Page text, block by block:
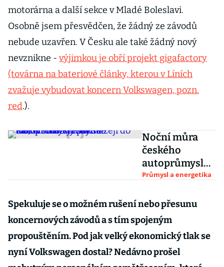
motorárna a další sekce v Mladé Boleslavi.
Osobně jsem přesvědčen, že žádný ze závodů
nebude uzavřen. V Česku ale také žádný nový
nevznikne - výjimkou je obří projekt gigafactory
(továrna na bateriové články, kterou v Líních
zvažuje vybudovat koncern Volkswagen, pozn.
red.).
Noční můra
českého
autoprůmyslu:
čínské
přicházejí do
EU, včetně
výroby
Průmysl a energetika
Spekuluje se o možném rušení nebo přesunu
koncernových závodů a s tím spojeným
propouštěním. Pod jak velký ekonomický tlak se
nyní Volkswagen dostal? Nedávno prošel